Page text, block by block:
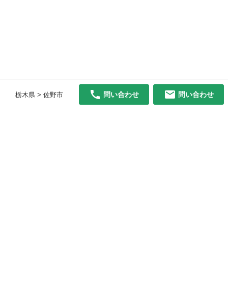
栃木県 > 佐野市 問い合わせ 問い合わせ